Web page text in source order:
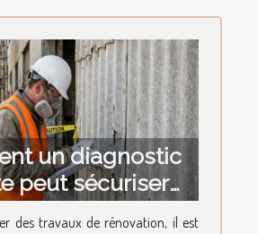
un diagnostic
peut sécuriser
de
des travaux de rénovation, il est